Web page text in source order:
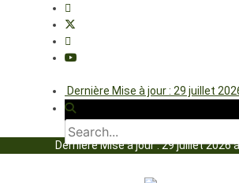
Dernière Mise à jour : 29 juillet
Dernière Mise à jour : 29 juillet 2026